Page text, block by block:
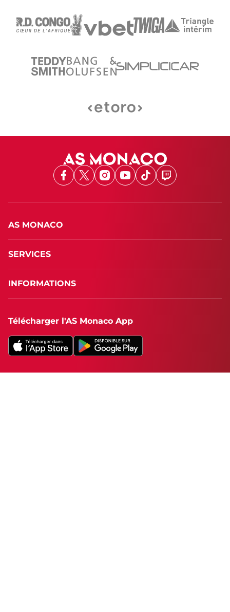
Facebook
X Instagram
Youtube
TikTokTwitch
AS MONACO
SERVICES
INFORMATIONS
Télécharger l'AS Monaco App